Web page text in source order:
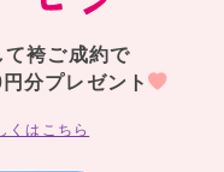
て袴ご成約で
分プレゼント
くはこちら